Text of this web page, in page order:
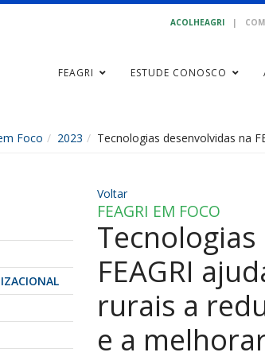
ACOLHEAGRI |
FEAGRI ESTUDE CONOSCO
Foco 2023 Tecnologias desenvolvidas na
Voltar
FEAGRI EM FOCO
FEAGRI
rurais a
e a